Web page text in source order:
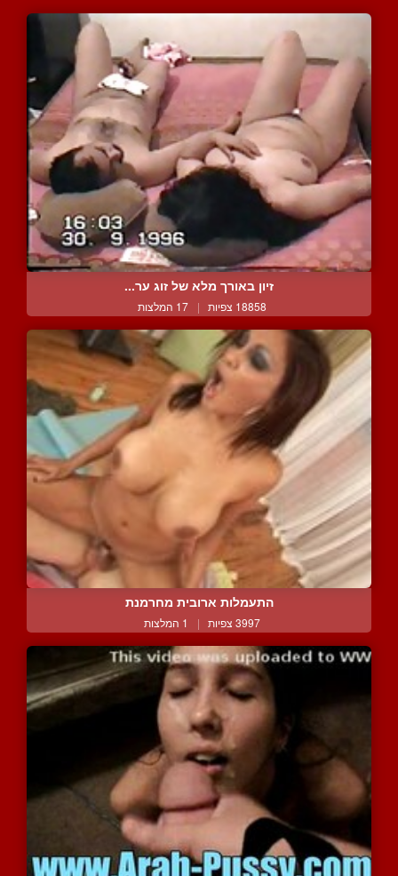
זיון באורך מלא של זוג ער...
18858 צפיות | 17 המלצות
התעמלות ארובית מחרמנת
3997 צפיות | 1 המלצות